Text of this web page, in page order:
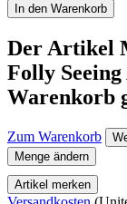
In den Warenkorb
Der Artikel
Folly
Warenkorb
Zum Warenkorb
Menge ändern
Artikel merken